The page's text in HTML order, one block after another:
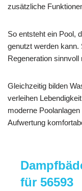
zusätzliche
So entsteht ein Pool,
genutzt werden
Regeneration sinnvoll
Gleichzeitig bilden
verleihen
moderne
Aufwertung
für 56593